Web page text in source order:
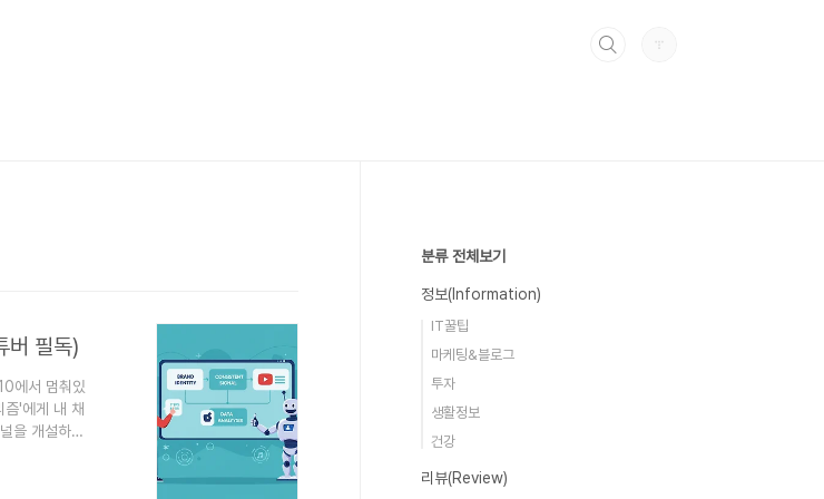
버 필독)
에서 멈춰있
'에게 내 채
을 개설하고,
체 뭘 어떻
분류 전체보기
정보(Information)
IT꿀팁
마케팅&블로그
투자
생활정보
건강
리뷰(Review)